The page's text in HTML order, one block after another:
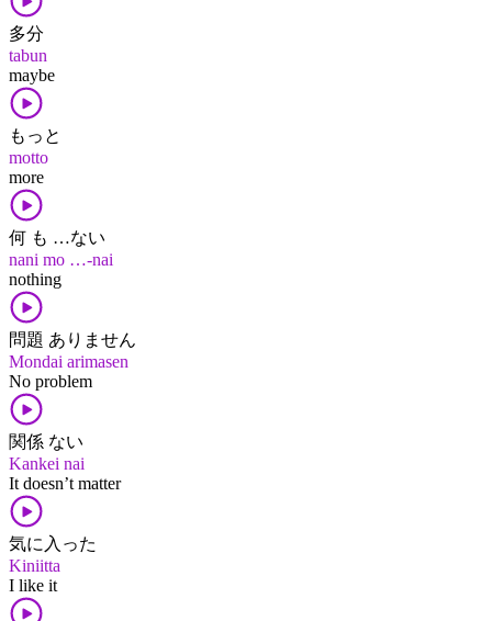
多分
tabun
maybe
もっと
motto
more
何 も …ない
nani mo …-nai
nothing
問題 ありません
Mondai arimasen
No problem
関係 ない
Kankei nai
It doesn’t matter
気に入った
Kiniitta
I like it